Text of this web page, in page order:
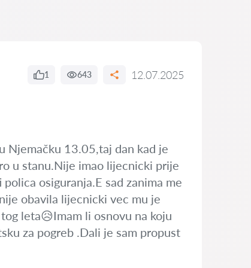
1 643 12.07.2025
Njemačku 13.05,taj dan kad je
u stanu.Nije imao lijecnicki prije
osiguranja.E sad zanima me
obavila lijecnicki vec mu je
leta😥Imam li osnovu na koju
za pogreb .Dali je sam propust